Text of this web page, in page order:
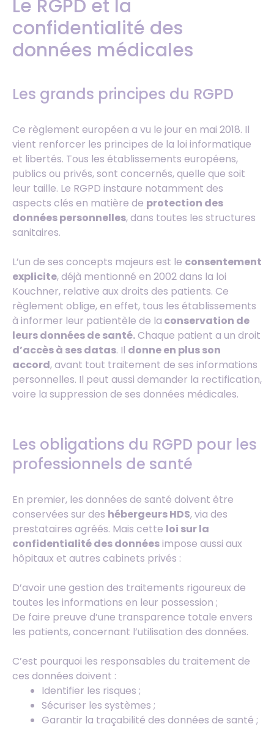
Le RGPD et la
confidentialité des
données médicales
Les grands principes du RGPD
Ce règlement européen a vu le jour en mai 2018. Il
vient renforcer les principes de la loi informatique
et libertés. Tous les établissements européens,
publics ou privés, sont concernés, quelle que soit
leur taille. Le RGPD instaure notamment des
aspects clés en matière de protection des
données personnelles, dans toutes les structures
sanitaires.
L’un de ses concepts majeurs est le consentement
explicite, déjà mentionné en 2002 dans la loi
Kouchner, relative aux droits des patients. Ce
règlement oblige, en effet, tous les établissements
à informer leur patientèle de la conservation de
leurs données de santé.Chaque patient a un droit
d’accès à ses datas. Il donne en plus son
accord, avant tout traitement de ses informations
personnelles. Il peut aussi demander la rectification,
voire la suppression de ses données médicales.
Les obligations du RGPD pour les
professionnels de santé
En premier, les données de santé doivent être
conservées sur des hébergeurs HDS, via des
prestataires agréés. Mais cette loi sur la
confidentialité des donnéesimpose aussi aux
hôpitaux et autres cabinets privés :
D’avoir une gestion des traitements rigoureux de
toutes les informations en leur possession ;
De faire preuve d’une transparence totale envers
les patients, concernant l’utilisation des données.
C’est pourquoi les responsables du traitement de
ces données doivent :
Identifier les risques ;
Sécuriser les systèmes ;
Garantir la traçabilité des données de santé ;